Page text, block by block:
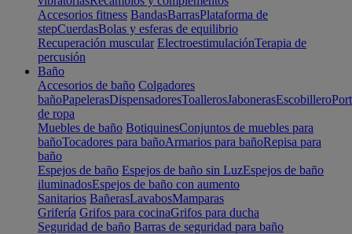
Accesorios fitness BandasBarrasPlataforma de
stepCuerdasBolas y esferas de equilibrio
Recuperación muscular ElectroestimulaciónTerapia de
percusión
Baño
Accesorios de baño Colgadores
bañoPapelerasDispensadoresToallerosJabonerasEscobillero
de ropa
Muebles de baño BotiquinesConjuntos de muebles para
bañoTocadores para bañoArmarios para bañoRepisa para
baño
Espejos de baño Espejos de baño sin LuzEspejos de baño
iluminadosEspejos de baño con aumento
Sanitarios BañerasLavabosMamparas
Grifería Grifos para cocinaGrifos para ducha
Seguridad de baño Barras de seguridad para baño